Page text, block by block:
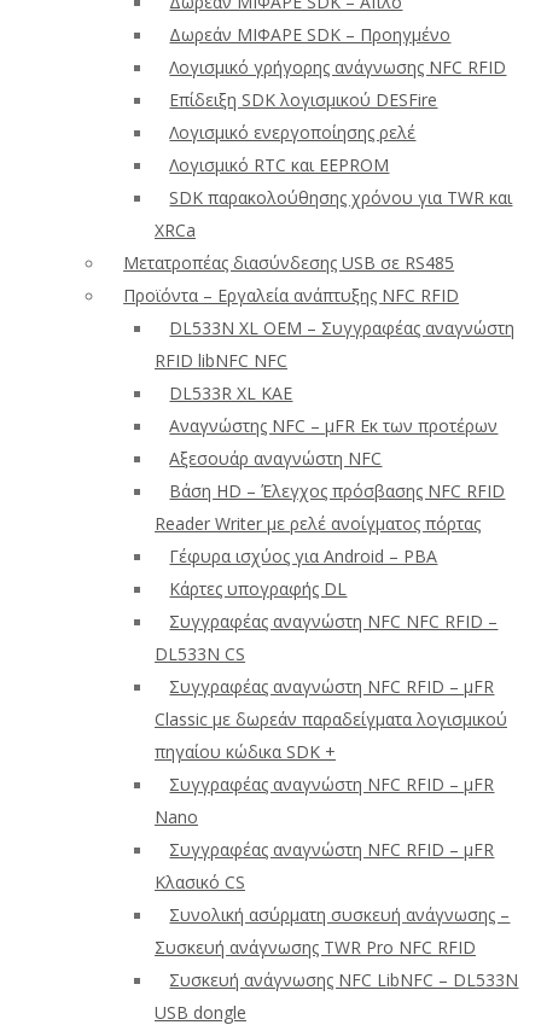
Δωρεάν ΜΙΦΑΡΕ SDK – Προηγμένο
Λογισμικό γρήγορης ανάγνωσης NFC RFID
Επίδειξη SDK λογισμικού DESFire
Λογισμικό ενεργοποίησης ρελέ
Λογισμικό RTC και EEPROM
SDK παρακολούθησης χρόνου για TWR και
XRCa
Μετατροπέας διασύνδεσης USB σε RS485
Προϊόντα – Εργαλεία ανάπτυξης NFC RFID
DL533N XL OEM – Συγγραφέας αναγνώστη
RFID libNFC NFC
DL533R XL ΚΑΕ
Αναγνώστης NFC – μFR Εκ των προτέρων
Αξεσουάρ αναγνώστη NFC
Βάση HD – Έλεγχος πρόσβασης NFC RFID
Reader Writer με ρελέ ανοίγματος πόρτας
Γέφυρα ισχύος για Android – PBA
Κάρτες υπογραφής DL
Συγγραφέας αναγνώστη NFC NFC RFID –
DL533N CS
Συγγραφέας αναγνώστη NFC RFID – μFR
Classic με δωρεάν παραδείγματα λογισμικού
πηγαίου κώδικα SDK +
Συγγραφέας αναγνώστη NFC RFID – μFR
Nano
Συγγραφέας αναγνώστη NFC RFID – μFR
Κλασικό CS
Συνολική ασύρματη συσκευή ανάγνωσης –
Συσκευή ανάγνωσης TWR Pro NFC RFID
Συσκευή ανάγνωσης NFC LibNFC – DL533N
USB dongle